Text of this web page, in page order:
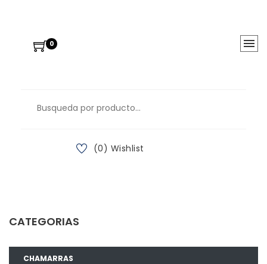
0
(0) Wishlist
CATEGORIAS
CHAMARRAS